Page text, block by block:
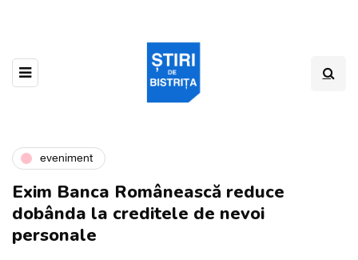
eveniment
Exim Banca Românească reduce
dobânda la creditele de nevoi
personale